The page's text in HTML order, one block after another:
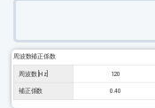
周波数補正係数
周波数 [Hz] 120
補正係数 0.40